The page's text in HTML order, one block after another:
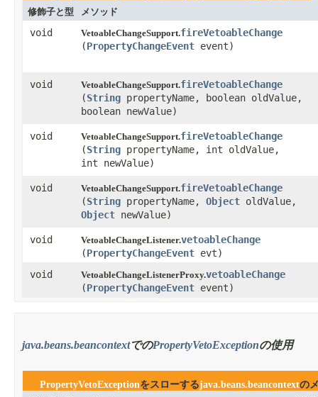
修飾子と型
メソッド
void VetoableChangeSupport.fireVetoableChange
(PropertyChangeEvent event)
void VetoableChangeSupport.fireVetoableChange
(String propertyName, boolean oldValue,
boolean newValue)
void VetoableChangeSupport.fireVetoableChange
(String propertyName, int oldValue,
int newValue)
void VetoableChangeSupport.fireVetoableChange
(String propertyName, Object oldValue,
Object newValue)
void VetoableChangeListener.vetoableChange
(PropertyChangeEvent evt)
void
VetoableChangeListenerProxy.vetoableChange
(PropertyChangeEvent event)
java.beans.beancontextでのPropertyVetoExceptionの使用
PropertyVetoExceptionをスローするjava.beans.beancontextの